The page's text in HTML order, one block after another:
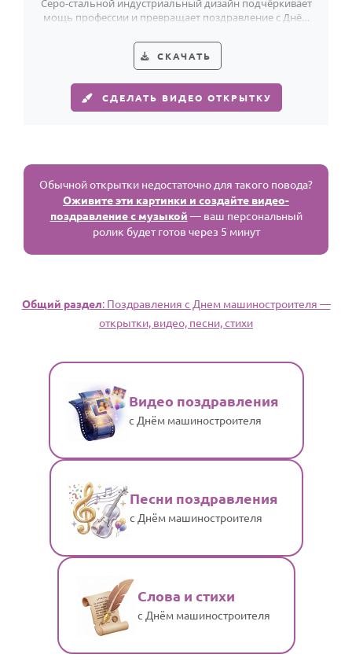
Серо-стальной индустриальный дизайн подчёркивает
мощь профессии и превращает поздравление с Днём
СКАЧАТЬ
СДЕЛАТЬ ВИДЕО ОТКРЫТКУ
Обычной открытки недостаточно для такого повода?
Оживите эти картинки и создайте видео-
поздравление с музыкой — ваш персональный
ролик будет готов через 5 минут
Общий раздел: Поздравления с Днем машиностроителя —
открытки, видео, песни, стихи
Видео поздравления
с Днём машиностроителя
Песни поздравления
с Днём машиностроителя
Слова и стихи
с Днём машиностроителя